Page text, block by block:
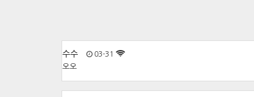
수수 03-31
오오